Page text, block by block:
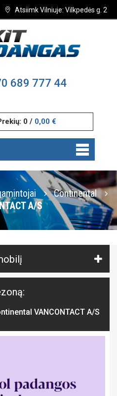
Atsiimk Vilniuje: Vilkpedės g. 2
689 777 44
0 / 0,00 €
Continental
A/S
VANCONTACT A/S